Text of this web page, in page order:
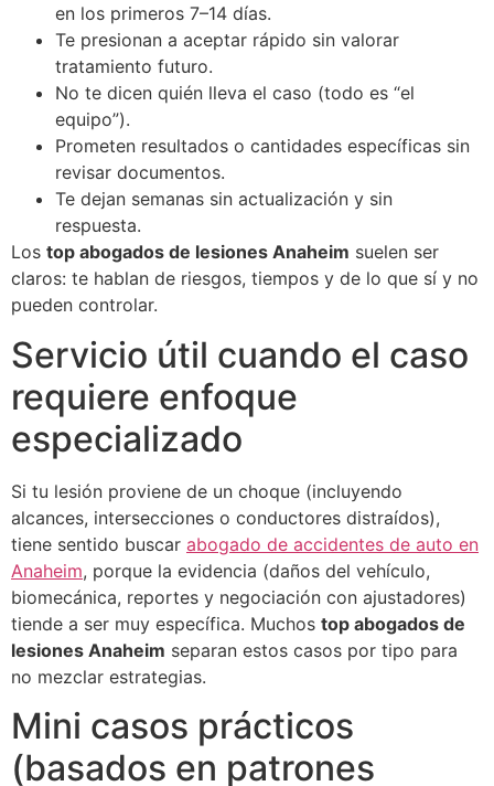
en los primeros 7–14 días.
Te presionan a aceptar rápido sin valorar
tratamiento futuro.
No te dicen quién lleva el caso (todo es “el
equipo”).
Prometen resultados o cantidades específicas sin
revisar documentos.
Te dejan semanas sin actualización y sin
respuesta.
Los top abogados de lesiones Anaheim suelen ser
claros: te hablan de riesgos, tiempos y de lo que sí y no
pueden controlar.
Servicio útil cuando el caso
requiere enfoque
especializado
Si tu lesión proviene de un choque (incluyendo
alcances, intersecciones o conductores distraídos),
tiene sentido buscar abogado de accidentes de auto en
Anaheim, porque la evidencia (daños del vehículo,
biomecánica, reportes y negociación con ajustadores)
tiende a ser muy específica. Muchos top abogados de
lesiones Anaheim separan estos casos por tipo para
no mezclar estrategias.
Mini casos prácticos
(basados en patrones